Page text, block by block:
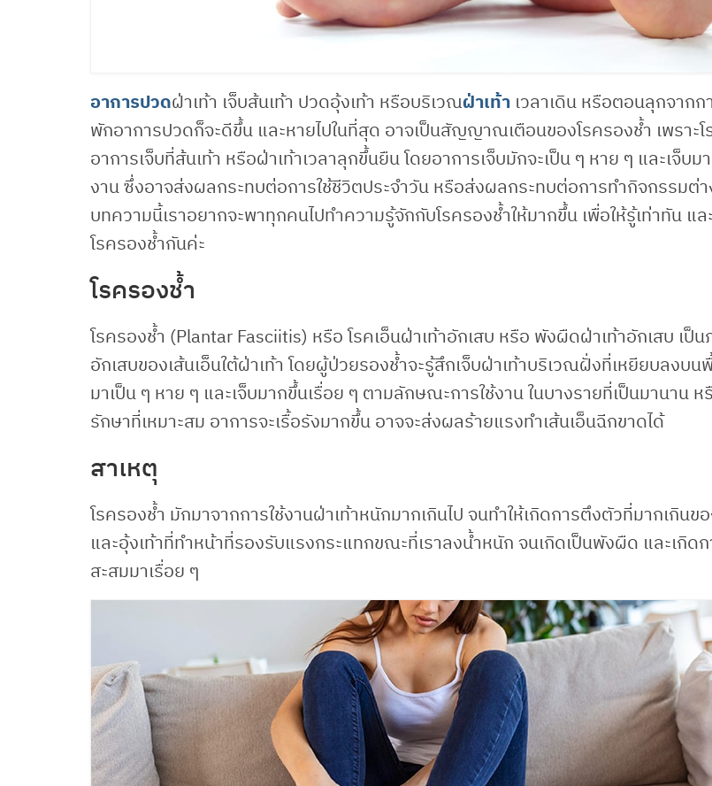
อาการปวดฝ่าเท้า เจ็บส้นเท้า ปวดอุ้งเท้า หรือบริเวณฝ่าเท้า เวลาเดิน หรือตอนลุกจาก
พักอาการปวดก็จะดีขึ้น และหายไปในที่สุด อาจเป็นสัญญาณเตือนของโรครองช้ำ เพราะโ
อาการเจ็บที่ส้นเท้า หรือฝ่าเท้าเวลาลุกขึ้นยืน โดยอาการเจ็บมักจะเป็น ๆ หาย ๆ และเจ็บม
งาน ซึ่งอาจส่งผลกระทบต่อการใช้ชีวิตประจำวัน หรือส่งผลกระทบต่อการทำกิจกรรมต่า
บทความนี้เราอยากจะพาทุกคนไปทำความรู้จักกับโรครองช้ำให้มากขึ้น เพื่อให้รู้เท่าทัน แ
โรครองช้ำกันค่ะ
โรครองช้ำ
โรครองช้ำ (Plantar Fasciitis) หรือ โรคเอ็นฝ่าเท้าอักเสบ หรือ พังผืดฝ่าเท้าอักเสบ เป็น
อักเสบของเส้นเอ็นใต้ฝ่าเท้า โดยผู้ป่วยรองช้ำจะรู้สึกเจ็บฝ่าเท้าบริเวณฝั่งที่เหยียบลงบน
มาเป็น ๆ หาย ๆ และเจ็บมากขึ้นเรื่อย ๆ ตามลักษณะการใช้งาน ในบางรายที่เป็นมานาน ห
รักษาที่เหมาะสม อาการจะเรื้อรังมากขึ้น อาจจะส่งผลร้ายแรงทำเส้นเอ็นฉีกขาดได้
สาเหตุ
โรครองช้ำ มักมาจากการใช้งานฝ่าเท้าหนักมากเกินไป จนทำให้เกิดการตึงตัวที่มากเกินขอ
และอุ้งเท้าที่ทำหน้าที่รองรับแรงกระแทกขณะที่เราลงน้ำหนัก จนเกิดเป็นพังผืด และเกิดก
สะสมมาเรื่อย ๆ